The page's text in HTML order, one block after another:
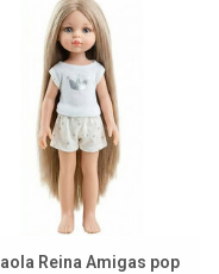
en/of laarzen.
Reina Amigas pop